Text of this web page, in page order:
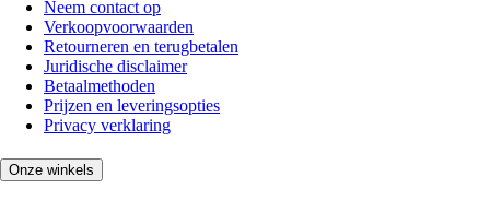
Neem contact op
Verkoopvoorwaarden
Retourneren en terugbetalen
Juridische disclaimer
Betaalmethoden
Prijzen en leveringsopties
Privacy verklaring
Onze winkels